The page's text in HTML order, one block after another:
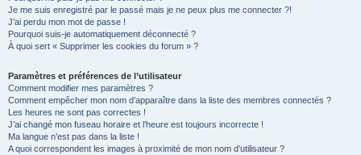
Je me suis enregistré par le passé mais je ne peux plus me connecter ?!
J’ai perdu mon mot de passe !
Pourquoi suis-je automatiquement déconnecté ?
À quoi sert « Supprimer les cookies du forum » ?
Paramètres et préférences de l’utilisateur
Comment modifier mes paramètres ?
Comment empêcher mon nom d’apparaître dans la liste des membres connectés ?
Les heures ne sont pas correctes !
J’ai changé mon fuseau horaire et l’heure est toujours incorrecte !
Ma langue n’est pas dans la liste !
A quoi correspondent les images à proximité de mon nom d’utilisateur ?